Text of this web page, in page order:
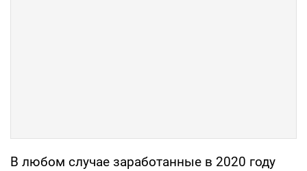
В любом случае заработанные в 2020 году